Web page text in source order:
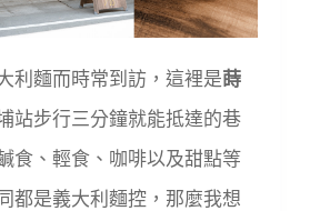
利麵而時常到訪，這裡是蒔
站步行三分鐘就能抵達的巷
食、輕食、咖啡以及甜點等
都是義大利麵控，那麼我想